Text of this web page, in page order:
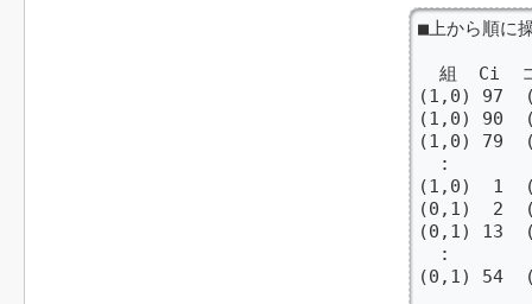
■上から順に
組  Ci
(1,0) 97
(1,0) 90
(1,0) 79
  :
(1,0)  1
(0,1)  2
(0,1) 13
  :
(0,1) 54